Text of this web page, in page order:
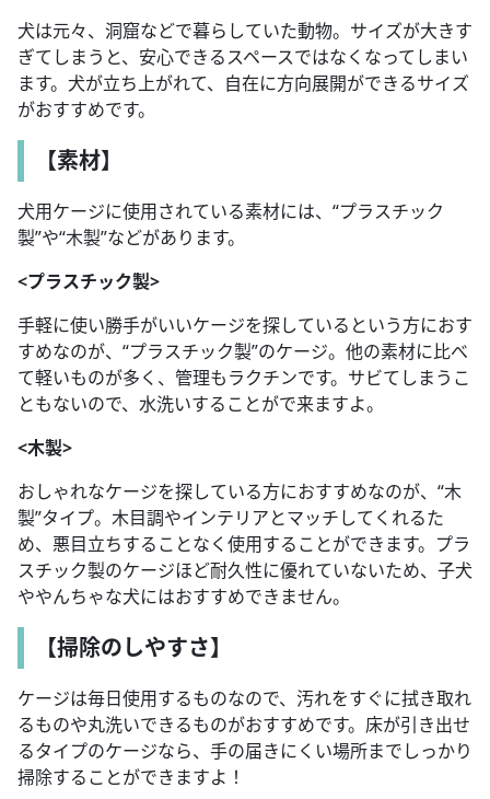
犬は元々、洞窟などで暮らしていた動物。サイズが大きす
ぎてしまうと、安心できるスペースではなくなってしまい
ます。犬が立ち上がれて、自在に方向展開ができるサイズ
がおすすめです。
【素材】
犬用ケージに使用されている素材には、“プラスチック
製”や“木製”などがあります。
<プラスチック製>
手軽に使い勝手がいいケージを探しているという方におす
すめなのが、“プラスチック製”のケージ。他の素材に比べ
て軽いものが多く、管理もラクチンです。サビてしまうこ
ともないので、水洗いすることがで来ますよ。
<木製>
おしゃれなケージを探している方におすすめなのが、“木
製”タイプ。木目調やインテリアとマッチしてくれるた
め、悪目立ちすることなく使用することができます。プラ
スチック製のケージほど耐久性に優れていないため、子犬
ややんちゃな犬にはおすすめできません。
【掃除のしやすさ】
ケージは毎日使用するものなので、汚れをすぐに拭き取れ
るものや丸洗いできるものがおすすめです。床が引き出せ
るタイプのケージなら、手の届きにくい場所までしっかり
掃除することができますよ！